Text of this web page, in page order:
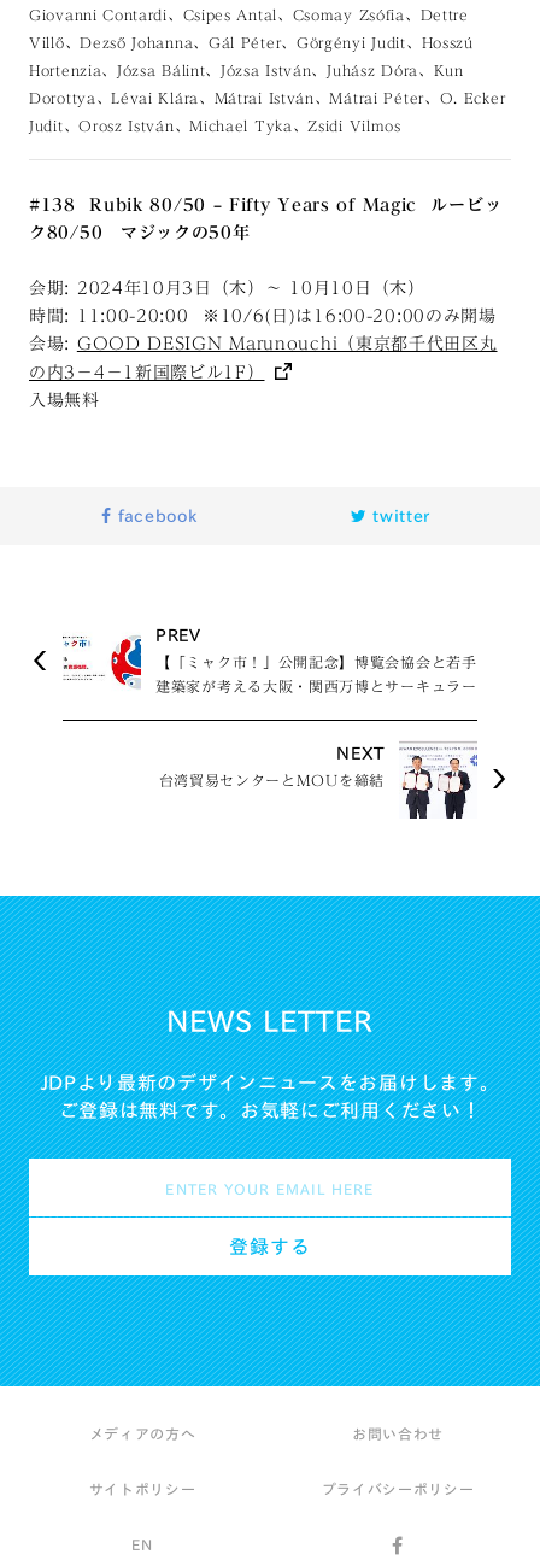
Giovanni Contardi、Csipes Antal、Csomay Zsófia、Dettre
Villő、Dezső Johanna、Gál Péter、Görgényi Judit、Hosszú
Hortenzia、Józsa Bálint、Józsa István、Juhász Dóra、Kun
Dorottya、Lévai Klára、Mátrai István、Mátrai Péter、O. Ecker
Judit、Orosz István、Michael Tyka、Zsidi Vilmos
#138 Rubik 80/50 – Fifty Years of Magic
ルービッ
ク80/50 マジックの50年
会期: 2024年10月3日（木）〜 10月10日（木）
時間: 11:00-20:00 ※10/6(日)は16:00-20:00のみ開場
会場: GOOD DESIGN Marunouchi（東京都千代田区丸
の内3−4−1新国際ビル1F）
入場無料
facebook twitter
PREV
【「ミャク市！」公開記念】博覧会協会と若手
建築家が考える大阪・関西万博とサーキュラー
NEXT
台湾貿易センターとMOUを締結
NEWS LETTER
JDPより最新のデザインニュースをお届けします。
ご登録は無料です。お気軽にご利用ください！
メディアの方へ お問い合わせ
サイトポリシー プライバシーポリシー
EN